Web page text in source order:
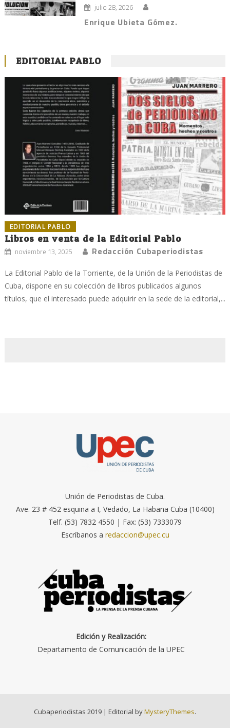
julio 28, 2026
Enrique Ubieta Gómez.
EDITORIAL PABLO
EDITORIAL PABLO
Libros en venta de la Editorial Pablo
noviembre 13, 2025 Redacción Cubaperiodistas
La Editorial Pablo de la Torriente, de la Unión de la Periodistas de
Cuba, dispone en su colección de libros publicados algunos
títulos, que el interesado puede adquirir en la sede de la editorial,...
Unión de Periodistas de Cuba.
Ave. 23 # 452 esquina a I, Vedado, La Habana Cuba (10400)
Telf. (53) 7832 4550 | Fax: (53) 7333079
Escríbanos a redaccion@upec.cu
Edición y Realización:
Departamento de Comunicación de la UPEC
Cubaperiodistas 2019 | Editorial byMysteryThemes.